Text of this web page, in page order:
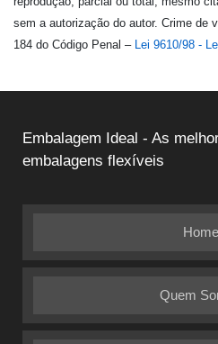
sem a autorização do autor. Crime de
184 do Código Penal – Lei 9610/98 -
Embalagem Ideal - As
embalagens flexíveis
Home
Quem